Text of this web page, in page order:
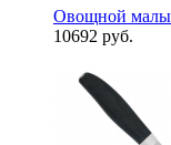
Овощной
10692 руб.